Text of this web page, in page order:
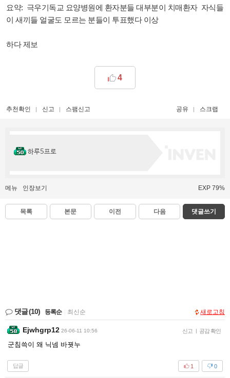
요약: 극우기독교 요양병원에 환자분들 대부분이 치매환자 자식들
이 새끼들 얼굴도 모르는 분들이 투표했다 이상
하다 제보
4
추천확인 신고 스팸신고 공유 스크랩
하루5프로
메뉴 인장보기 EXP 79%
목록 본문 이전 다음 댓글쓰기
댓글(10) 등록순 최신순 새로고침
Ejwhgrp12 26-06-11 10:56 신고 | 공감 확인
군침쓱이 왜 닉넴 바꿧누
답글 0
1